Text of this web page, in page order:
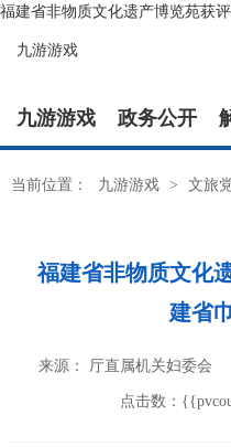
福建省非物质文化遗产博览苑获
九游游戏
九游游戏 政务公开
当前位置： 九游游戏 > 文旅
福建省非物质文化
建省
来源： 厅直属机关妇委会
点击数：